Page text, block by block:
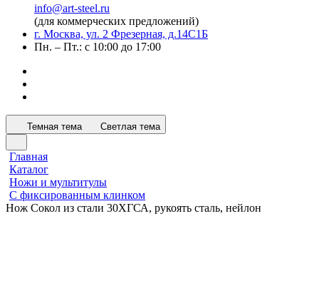
info@art-steel.ru
(для коммерческих предложений)
г. Москва, ул. 2 Фрезерная, д.14С1Б
Пн. – Пт.: с 10:00 до 17:00
Темная тема Светлая тема
Главная
Каталог
Ножи и мультитулы
С фиксированным клинком
Нож Сокол из стали 30ХГСА, рукоять сталь, нейлон